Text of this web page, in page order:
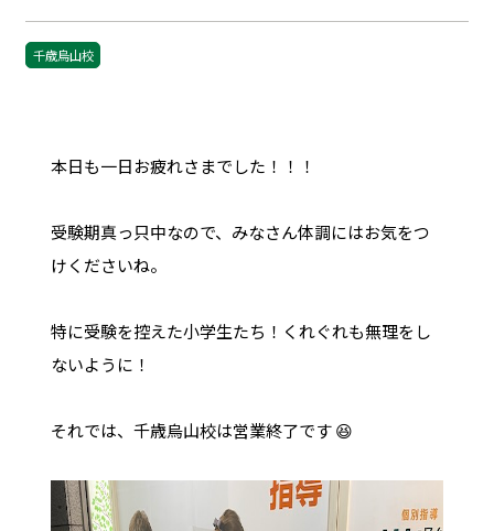
千歳烏山校
本日も一日お疲れさまでした！！！
受験期真っ只中なので、みなさん体調にはお気をつ
けくださいね。
特に受験を控えた小学生たち！くれぐれも無理をし
ないように！
それでは、千歳烏山校は営業終了です 😆